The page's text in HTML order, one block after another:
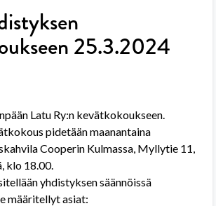
25.3.2024
Latu Ry:n kevätkokoukseen.
pidetään maanantaina
Cooperin Kulmassa, Myllytie 11,
klo 18.00.
yhdistyksen säännöissä
määritellyt asiat: